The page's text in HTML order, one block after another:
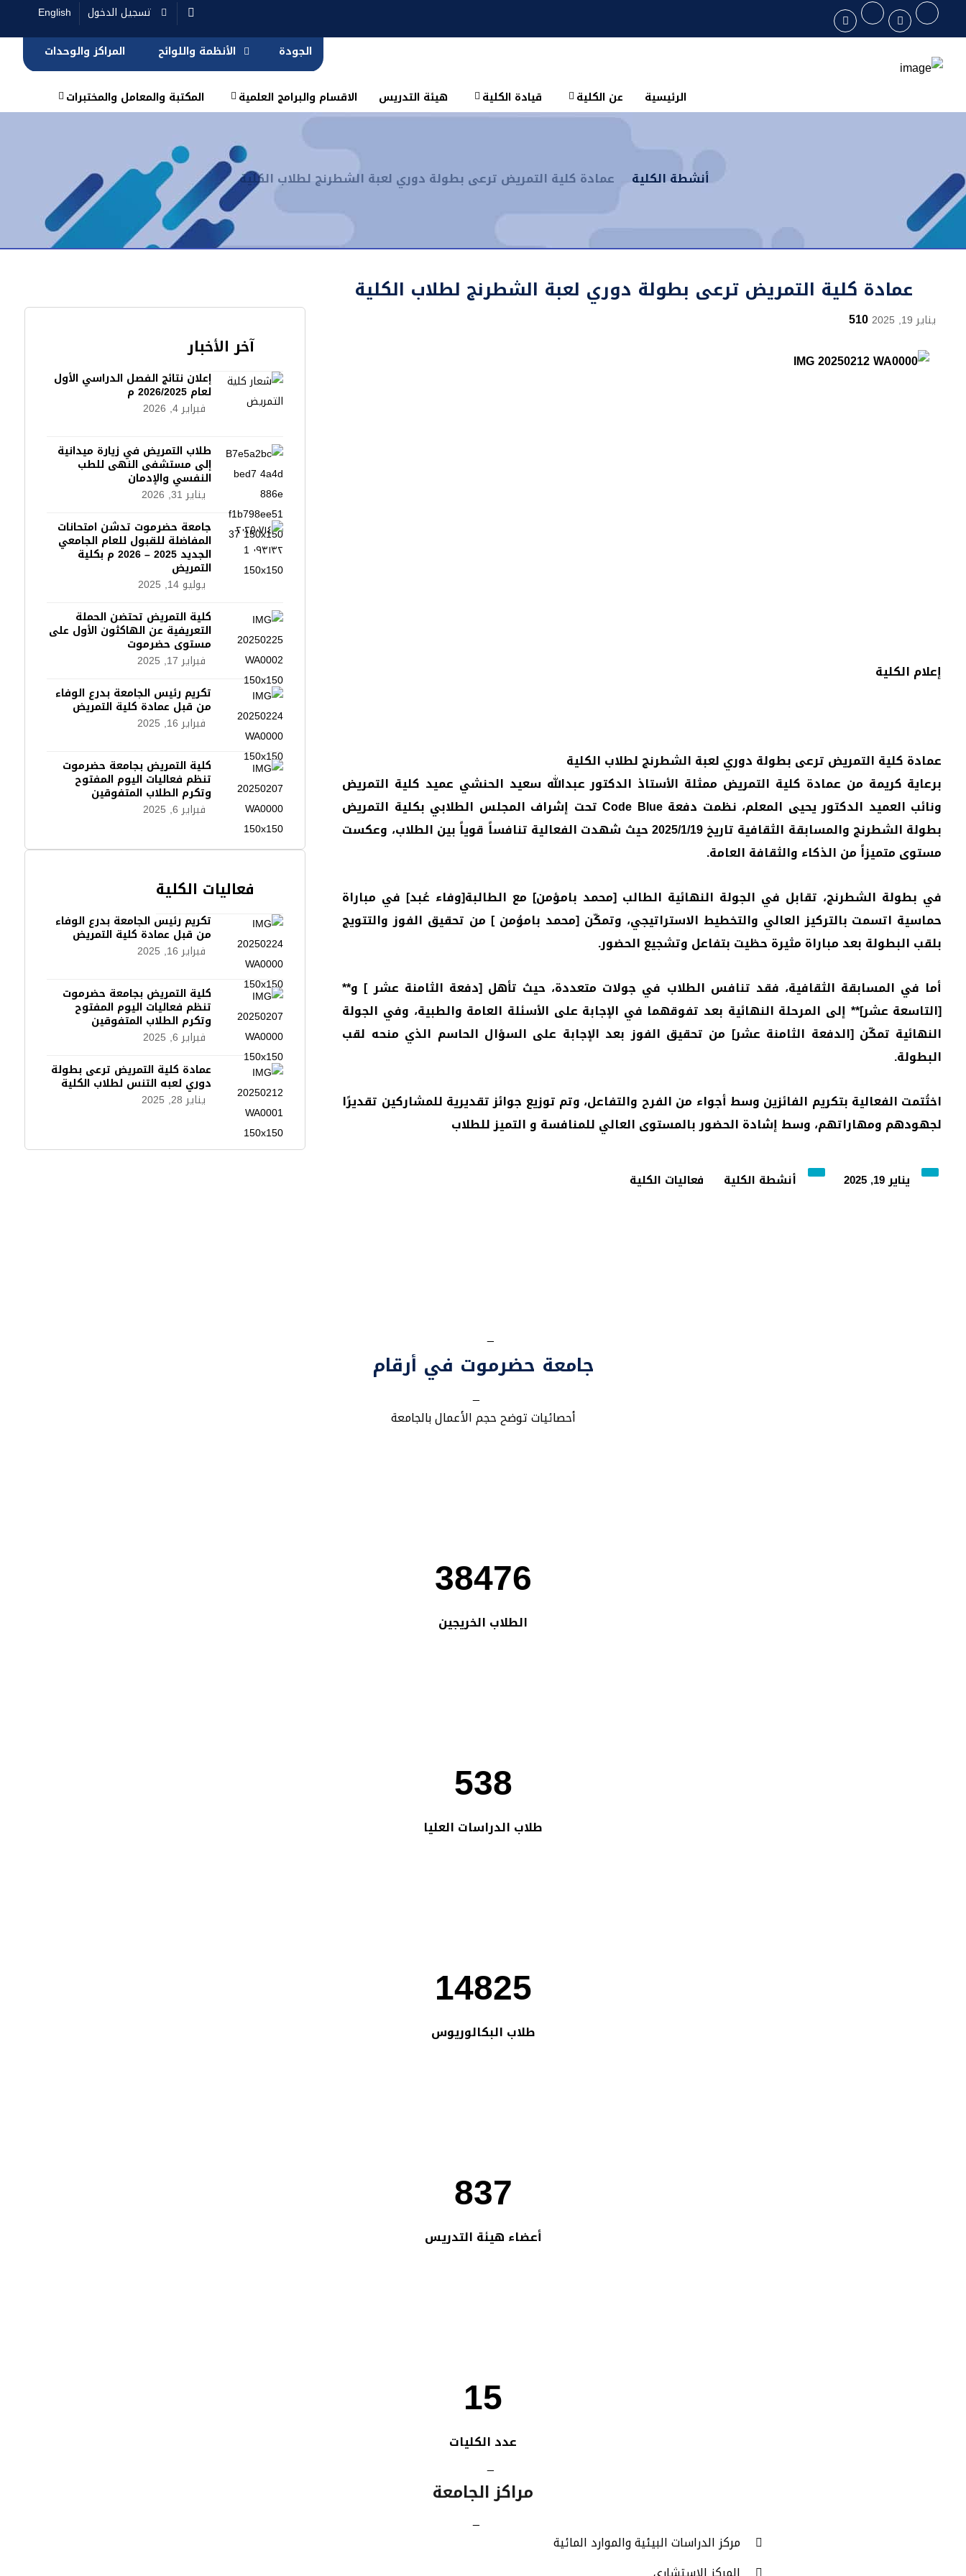
English
تسجيل الدخول
الجودة
الأنظمة واللوائح المراكز والوحدات
الرئيسية عن الكلية قيادة الكلية هيئة التدريس الاقسام والبرامج العلمية المكتبة والمعامل والمختبرات
أنشطة الكلية عمادة كلية التمريض ترعى بطولة دوري لعبة الشطرنج لطلاب الكلية
عمادة كلية التمريض ترعى بطولة دوري لعبة الشطرنج لطلاب الكلية
يناير 19, 2025 510
إعلام الكلية
عمادة كلية التمريض ترعى بطولة دوري لعبة الشطرنج لطلاب الكلية
برعاية كريمة من عمادة كلية التمريض ممثلة الأستاذ الدكتور عبدالله سعيد الحنشي عميد كلية التمريض
ونائب العميد الدكتور يحيى المعلم، نظمت دفعة Code Blue تحت إشراف المجلس الطلابي بكلية التمريض
بطولة الشطرنج والمسابقة الثقافية تاريخ 2025/1/19 حيث شهدت الفعالية تنافساً قوياً بين الطلاب، وعكست
مستوى متميزاً من الذكاء والثقافة العامة.
في بطولة الشطرنج، تقابل في الجولة النهائية الطالب [محمد بامؤمن] مع الطالبة[وفاء عُبد] في مباراة
حماسية اتسمت بالتركيز العالي والتخطيط الاستراتيجي، وتمكّن [محمد باموُمن ] من تحقيق الفوز والتتويج
بلقب البطولة بعد مباراة مثيرة حظيت بتفاعل وتشجيع الحضور.
أما في المسابقة الثقافية، فقد تنافس الطلاب في جولات متعددة، حيث تأهل [دفعة الثامنة عشر ] و**
[التاسعة عشر]** إلى المرحلة النهائية بعد تفوقهما في الإجابة على الأسئلة العامة والطبية، وفي الجولة
النهائية تمكّن [الدفعة الثامنة عشر] من تحقيق الفوز بعد الإجابة على السؤال الحاسم الذي منحه لقب
البطولة.
اختُتمت الفعالية بتكريم الفائزين وسط أجواء من الفرح والتفاعل، وتم توزيع جوائز تقديرية للمشاركين تقديرًا
لجهودهم ومهاراتهم، وسط إشادة الحضور بالمستوى العالي للمنافسة و التميز للطلاب
يناير 19, 2025 أنشطة الكلية فعاليات الكلية
آخر الأخبار
إعلان نتائج الفصل الدراسي الأول
لعام 2026/2025 م
فبراير 4, 2026
طلاب التمريض في زيارة ميدانية
إلى مستشفى النهى للطب
النفسي والإدمان
يناير 31, 2026
جامعة حضرموت تدشن امتحانات
المفاضلة للقبول للعام الجامعي
الجديد 2025 – 2026 م بكلية
التمريض
يوليو 14, 2025
كلية التمريض تحتضن الحملة
التعريفية عن الهاكثون الأول على
مستوى حضرموت
فبراير 17, 2025
تكريم رئيس الجامعة بدرع الوفاء
من قبل عمادة كلية التمريض
فبراير 16, 2025
كلية التمريض بجامعة حضرموت
تنظم فعاليات اليوم المفتوح
وتكرم الطلاب المتفوقين
فبراير 6, 2025
فعاليات الكلية
تكريم رئيس الجامعة بدرع الوفاء
من قبل عمادة كلية التمريض
فبراير 16, 2025
كلية التمريض بجامعة حضرموت
تنظم فعاليات اليوم المفتوح
وتكرم الطلاب المتفوقين
فبراير 6, 2025
عمادة كلية التمريض ترعى بطولة
دوري لعبه التنس لطلاب الكلية
يناير 28, 2025
_
جامعة حضرموت في أرقام
_
أحصائيات توضح حجم الأعمال بالجامعة
38476
الطلاب الخريجين
538
طلاب الدراسات العليا
14825
طلاب البكالوريوس
837
أعضاء هيئة التدريس
15
عدد الكليات
_
مراكز الجامعة
_
مركز الدراسات البيئية والموارد المائية